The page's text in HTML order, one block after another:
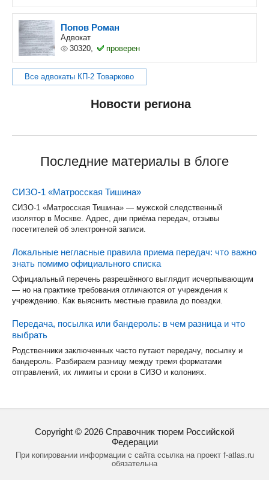
Попов Роман
Адвокат
30320,
проверен
Все адвокаты КП-2 Товарково
Новости региона
Последние материалы в блоге
СИЗО-1 «Матросская Тишина»
СИЗО-1 «Матросская Тишина» — мужской следственный
изолятор в Москве. Адрес, дни приёма передач, отзывы
посетителей об электронной записи.
Локальные негласные правила приема передач: что важно
знать помимо официального списка
Официальный перечень разрешённого выглядит исчерпывающим
— но на практике требования отличаются от учреждения к
учреждению. Как выяснить местные правила до поездки.
Передача, посылка или бандероль: в чем разница и что
выбрать
Родственники заключенных часто путают передачу, посылку и
бандероль. Разбираем разницу между тремя форматами
отправлений, их лимиты и сроки в СИЗО и колониях.
Copyright © 2026 Справочник тюрем Российской
Федерации
При копировании информации с сайта ссылка на проект f-atlas.ru
обязательна